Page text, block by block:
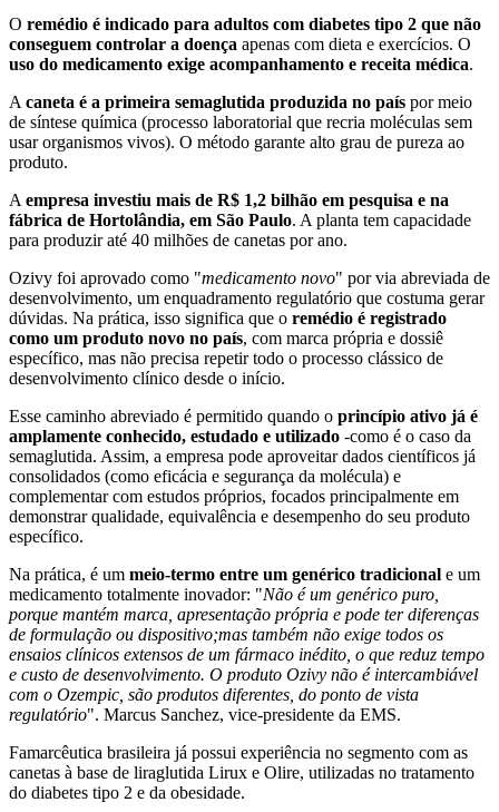
O remédio é indicado para adultos com diabetes tipo 2 que não
conseguem controlar a doença apenas com dieta e exercícios. O
uso do medicamento exige acompanhamento e receita médica.
A caneta é a primeira semaglutida produzida no país por meio
de síntese química (processo laboratorial que recria moléculas sem
usar organismos vivos). O método garante alto grau de pureza ao
produto.
A empresa investiu mais de R$ 1,2 bilhão em pesquisa e na
fábrica de Hortolândia, em São Paulo. A planta tem capacidade
para produzir até 40 milhões de canetas por ano.
Ozivy foi aprovado como "medicamento novo" por via abreviada de
desenvolvimento, um enquadramento regulatório que costuma gerar
dúvidas. Na prática, isso significa que o remédio é registrado
como um produto novo no país, com marca própria e dossiê
específico, mas não precisa repetir todo o processo clássico de
desenvolvimento clínico desde o início.
Esse caminho abreviado é permitido quando o princípio ativo já é
amplamente conhecido, estudado e utilizado -como é o caso da
semaglutida. Assim, a empresa pode aproveitar dados científicos já
consolidados (como eficácia e segurança da molécula) e
complementar com estudos próprios, focados principalmente em
demonstrar qualidade, equivalência e desempenho do seu produto
específico.
Na prática, é um meio-termo entre um genérico tradicional e um
medicamento totalmente inovador: "Não é um genérico puro,
porque mantém marca, apresentação própria e pode ter diferenças
de formulação ou dispositivo;mas também não exige todos os
ensaios clínicos extensos de um fármaco inédito, o que reduz tempo
e custo de desenvolvimento. O produto Ozivy não é intercambiável
com o Ozempic, são produtos diferentes, do ponto de vista
regulatório". Marcus Sanchez, vice-presidente da EMS.
Famarcêutica brasileira já possui experiência no segmento com as
canetas à base de liraglutida Lirux e Olire, utilizadas no tratamento
do diabetes tipo 2 e da obesidade.